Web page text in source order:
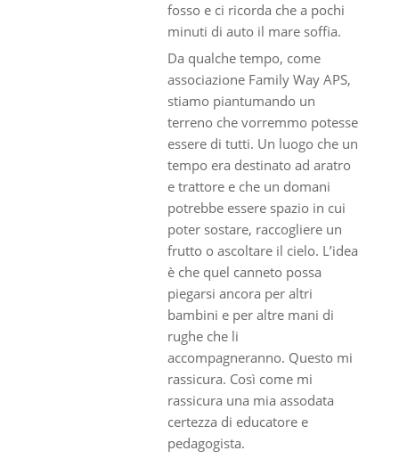
fosso e ci ricorda che a pochi
minuti di auto il mare soffia.
Da qualche tempo, come
associazione Family Way APS,
stiamo piantumando un
terreno che vorremmo potesse
essere di tutti. Un luogo che un
tempo era destinato ad aratro
e trattore e che un domani
potrebbe essere spazio in cui
poter sostare, raccogliere un
frutto o ascoltare il cielo. L’idea
è che quel canneto possa
piegarsi ancora per altri
bambini e per altre mani di
rughe che li
accompagneranno. Questo mi
rassicura. Così come mi
rassicura una mia assodata
certezza di educatore e
pedagogista.